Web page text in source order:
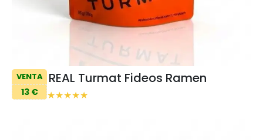
VENTA
13 €
REAL Turmat Fideos Ramen